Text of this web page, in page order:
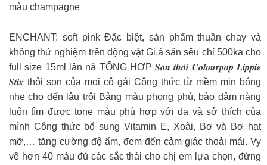
màu champagne
ENCHANT: soft pink Đặc biệt, sản phẩm thuần chay và
không thử nghiệm trên động vật Gi.á săn sêu chỉ 500ka cho
full size 15ml lận nà TỔNG HỢP 𝑺𝒐𝒏 𝒕𝒉𝒐̉𝒊 𝑪𝒐𝒍𝒐𝒖𝒓𝒑𝒐𝒑 𝑳𝒊𝒑𝒑𝒊𝒆
𝑺𝒕𝒊𝒙 thỏi son của mọi cô gái Công thức từ mềm mịn bóng
nhẹ cho đến lâu trôi Bảng màu phong phú, bảo đảm nàng
luôn tìm được tone màu phù hợp với da và sở thích của
mình Công thức bổ sung Vitamin E, Xoài, Bơ và Bơ hạt
mỡ,… tăng cường độ ẩm, đem đến cảm giác thoải mái. Vy
về hơn 40 màu đủ các sắc thái cho chị em lựa chọn, đừng